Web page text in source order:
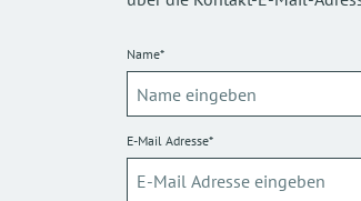
Name*
E-Mail Adresse*